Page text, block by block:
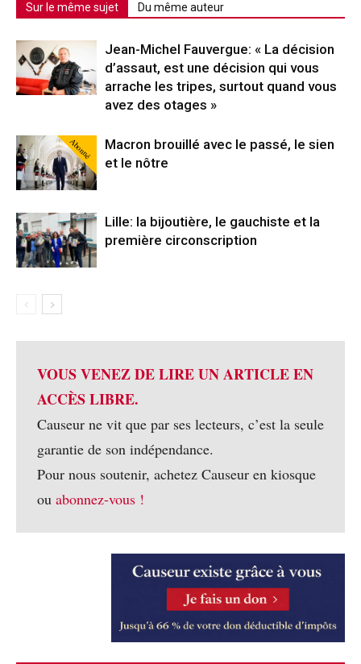
Sur le même sujet Du même auteur
Jean-Michel Fauvergue: « La décision
d’assaut, est une décision qui vous
arrache les tripes, surtout quand vous
avez des otages »
Abonné
Macron brouillé avec le passé, le sien
et le nôtre
Lille: la bijoutière, le gauchiste et la
première circonscription
VOUS VENEZ DE LIRE UN ARTICLE EN
ACCÈS LIBRE.
Causeur ne vit que par ses lecteurs, c’est la seule
garantie de son indépendance.
Pour nous soutenir, achetez Causeur en kiosque
ou abonnez-vous !